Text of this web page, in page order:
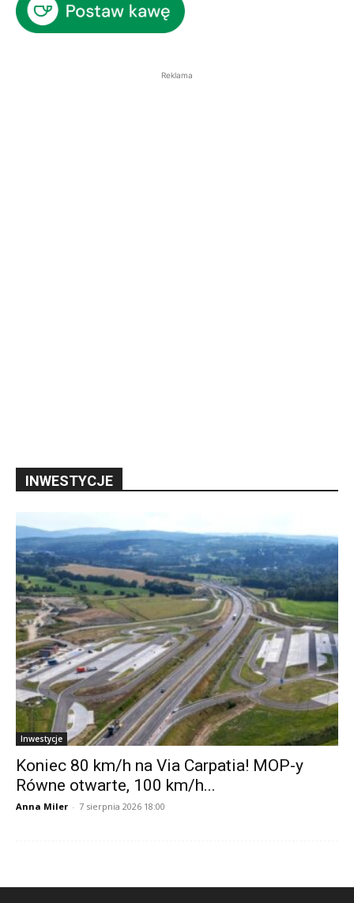
Reklama
INWESTYCJE
Inwestycje
Koniec 80 km/h na Via Carpatia! MOP-y
Równe otwarte, 100 km/h...
Anna Miler - 7 sierpnia 2026 18:00